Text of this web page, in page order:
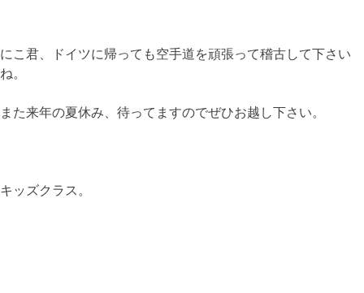
にこ君、ドイツに帰っても空手道を頑張って稽古して下さい
ね。
また来年の夏休み、待ってますのでぜひお越し下さい。
キッズクラス。